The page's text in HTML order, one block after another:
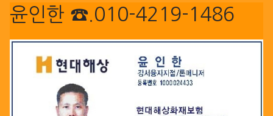
윤인한 ☎.010-4219-1486